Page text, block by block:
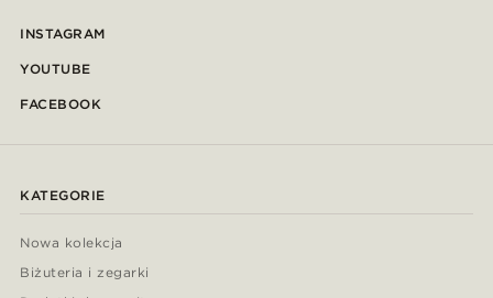
INSTAGRAM
YOUTUBE
FACEBOOK
KATEGORIE
Nowa kolekcja
Biżuteria i zegarki